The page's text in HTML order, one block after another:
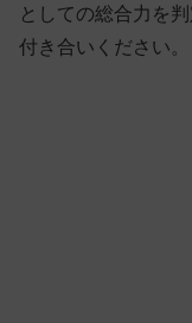
としての総合力を
付き合いください。